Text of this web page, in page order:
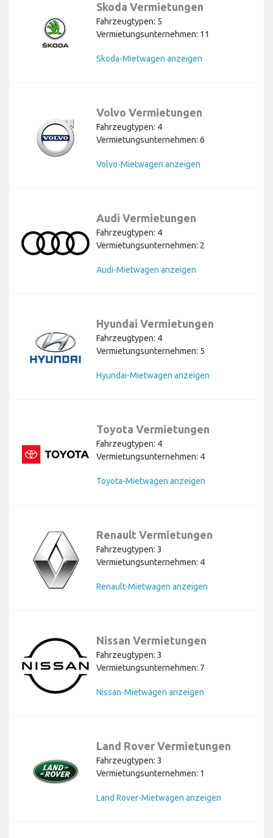
Skoda Vermietungen
Fahrzeugtypen: 5
Vermietungsunternehmen: 11
Skoda-Mietwagen anzeigen
Volvo Vermietungen
Fahrzeugtypen: 4
Vermietungsunternehmen: 6
Volvo-Mietwagen anzeigen
Audi Vermietungen
Fahrzeugtypen: 4
Vermietungsunternehmen: 2
Audi-Mietwagen anzeigen
Hyundai Vermietungen
Fahrzeugtypen: 4
Vermietungsunternehmen: 5
Hyundai-Mietwagen anzeigen
Toyota Vermietungen
Fahrzeugtypen: 4
Vermietungsunternehmen: 4
Toyota-Mietwagen anzeigen
Renault Vermietungen
Fahrzeugtypen: 3
Vermietungsunternehmen: 4
Renault-Mietwagen anzeigen
Nissan Vermietungen
Fahrzeugtypen: 3
Vermietungsunternehmen: 7
Nissan-Mietwagen anzeigen
Land Rover Vermietungen
Fahrzeugtypen: 3
Vermietungsunternehmen: 1
Land Rover-Mietwagen anzeigen